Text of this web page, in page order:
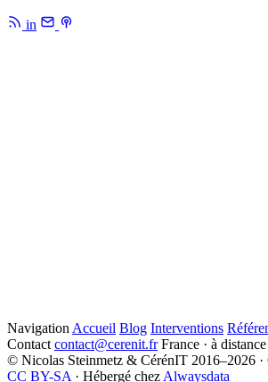
in
Navigation Accueil Blog Interventions
Contact contact@cerenit.fr France · à
© Nicolas Steinmetz & CérénIT 2016–2026 ·
CC BY-SA · Hébergé chez Alwaysdata